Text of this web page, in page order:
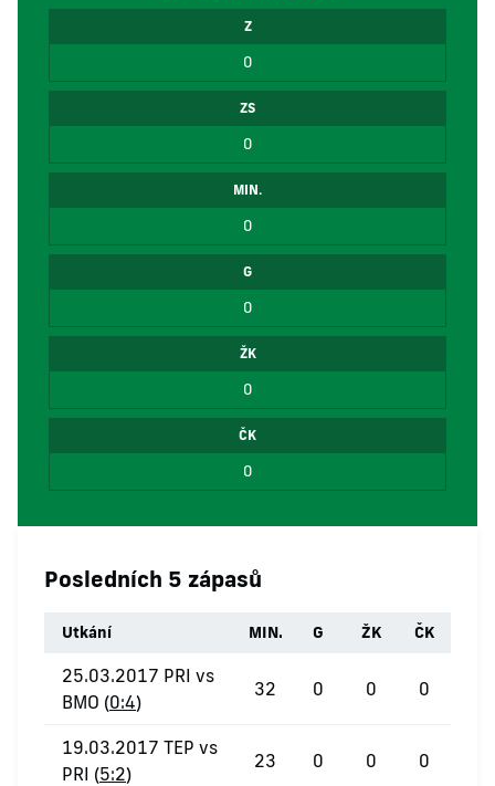
Z
0
ZS
0
MIN.
0
G
0
ŽK
0
ČK
0
Posledních 5 zápasů
Utkání MIN. G ŽK ČK
25.03.2017 PRI vs
BMO (0:4)
32 0 0 0
19.03.2017 TEP vs
PRI (5:2)
23 0 0 0